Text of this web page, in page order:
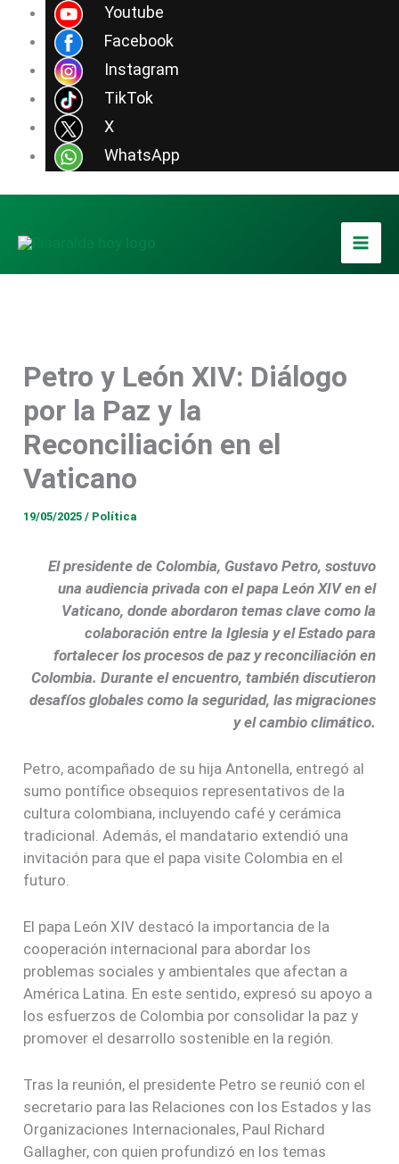
Youtube
Facebook
Instagram
TikTok
X
WhatsApp
contenido
Foto / Tomada de EFE
Petro y León XIV: Diálogo
por la Paz y la
Reconciliación en el
Vaticano
19/05/2025/ Política
El presidente de Colombia, Gustavo Petro, sostuvo
una audiencia privada con el papa León XIV en el
Vaticano, donde abordaron temas clave como la
colaboración entre la Iglesia y el Estado para
fortalecer los procesos de paz y reconciliación en
Colombia. Durante el encuentro, también discutieron
desafíos globales como la seguridad, las migraciones
y el cambio climático.
Petro, acompañado de su hija Antonella, entregó al
sumo pontífice obsequios representativos de la
cultura colombiana, incluyendo café y cerámica
tradicional. Además, el mandatario extendió una
invitación para que el papa visite Colombia en el
futuro.
El papa León XIV destacó la importancia de la
cooperación internacional para abordar los
problemas sociales y ambientales que afectan a
América Latina. En este sentido, expresó su apoyo a
los esfuerzos de Colombia por consolidar la paz y
promover el desarrollo sostenible en la región.
Tras la reunión, el presidente Petro se reunió con el
secretario para las Relaciones con los Estados y las
Organizaciones Internacionales, Paul Richard
Gallagher, con quien profundizó en los temas